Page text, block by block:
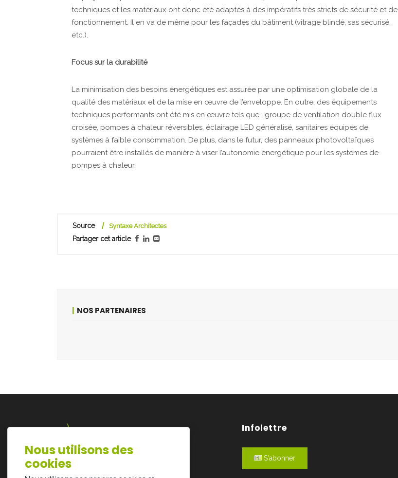
techniques et les matériaux ont donc été adaptés à des impératifs très stricts de sécurité et de
fonctionnement. Il en va de même pour les façades du bâtiment (vitrage blindé, sas sécurisé,
etc.).
Focus sur la durabilité
La minimisation des besoins énergétiques est assurée par une optimisation globale de la
qualité des matériaux et de la mise en œuvre de l’enveloppe. En outre, des équipements
techniques performants ont été mis en œuvre tels que : groupe de ventilation double flux
croisée, pompes à chaleur réversibles, éclairage LED généralisé, sanitaires équipés de
systèmes à faible consommation. De plus, dans le futur, des panneaux photovoltaïques
pourraient être installés de manière à viser l’autonomie énergétique pour les systèmes de
pompes à chaleur.
Source Syntaxe Architectes
Partager cet article
NOS PARTENAIRES
Lazarijstraat 168
3500 Hasselt
Infolettre
S'abonner
Nous utilisons des
cookies